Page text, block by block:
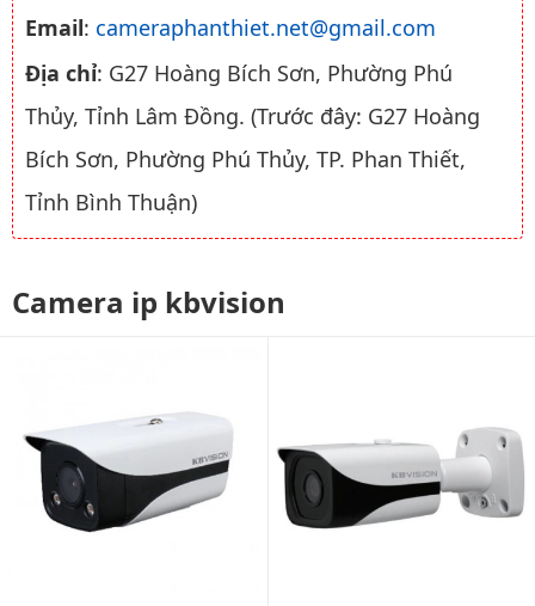
Email: cameraphanthiet.net@gmail.com
Địa chỉ: G27 Hoàng Bích Sơn, Phường Phú
Thủy, Tỉnh Lâm Đồng. (Trước đây: G27 Hoàng
Bích Sơn, Phường Phú Thủy, TP. Phan Thiết,
Tỉnh Bình Thuận)
Camera ip kbvision